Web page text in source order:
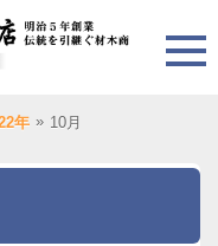
年 » 10月